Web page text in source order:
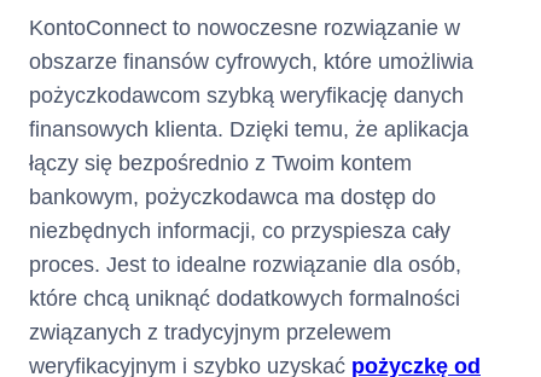
kredytowej)
Całkowita
kwota kredytu
Maksymalna kwota/suma (jeżeli
nie przewidziano maksymalnej
kwoty) wszystkich środków
pieniężnych, które zostaną
zł
KontoConnect to nowoczesne rozwiązanie w
obszarze finansów cyfrowych, które umożliwia
pożyczkodawcom szybką weryfikację danych
finansowych klienta. Dzięki temu, że aplikacja
łączy się bezpośrednio z Twoim kontem
bankowym, pożyczkodawca ma dostęp do
niezbędnych informacji, co przyspiesza cały
proces. Jest to idealne rozwiązanie dla osób,
które chcą uniknąć dodatkowych formalności
związanych z tradycyjnym przelewem
weryfikacyjnym i szybko uzyskać pożyczkę od